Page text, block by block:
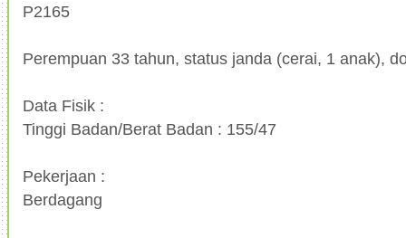
P2165
Perempuan 33 tahun, status janda (cerai, 1 anak),
Data Fisik :
Tinggi Badan/Berat Badan : 155/47
Pekerjaan :
Berdagang